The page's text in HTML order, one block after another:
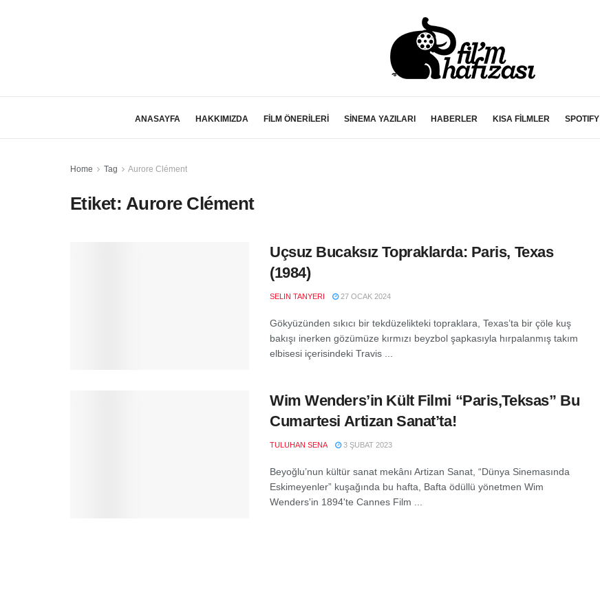
ANASAYFA HAKKIMIZDA FİLM ÖNERİLERİ SİNEMA YAZILARI HABERLER KISA FİLMLER SPOTIFY
Home Tag Aurore Clément
Etiket: Aurore Clément
Uçsuz Bucaksız Topraklarda: Paris, Texas
(1984)
SELIN TANYERI 27 OCAK 2024
Gökyüzünden sıkıcı bir tekdüzelikteki topraklara, Texas’ta bir çöle kuş
bakışı inerken gözümüze kırmızı beyzbol şapkasıyla hırpalanmış takım
elbisesi içerisindeki Travis ...
Wim Wenders’in Kült Filmi “Paris,Teksas” Bu
Cumartesi Artizan Sanat’ta!
TULUHAN SENA 3 ŞUBAT 2023
Beyoğlu’nun kültür sanat mekânı Artizan Sanat, “Dünya Sinemasında
Eskimeyenler” kuşağında bu hafta, Bafta ödüllü yönetmen Wim
Wenders'in 1894'te Cannes Film ...